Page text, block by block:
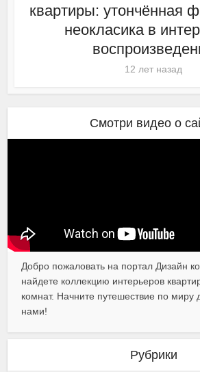
квартиры: утончённая
неокласика в
12 лет назад
Смотри видео о
Добро пожаловать на портал Дизайн
найдете коллекцию интерьеров
комнат. Начните путешествие по миру
нами!
Рубрики